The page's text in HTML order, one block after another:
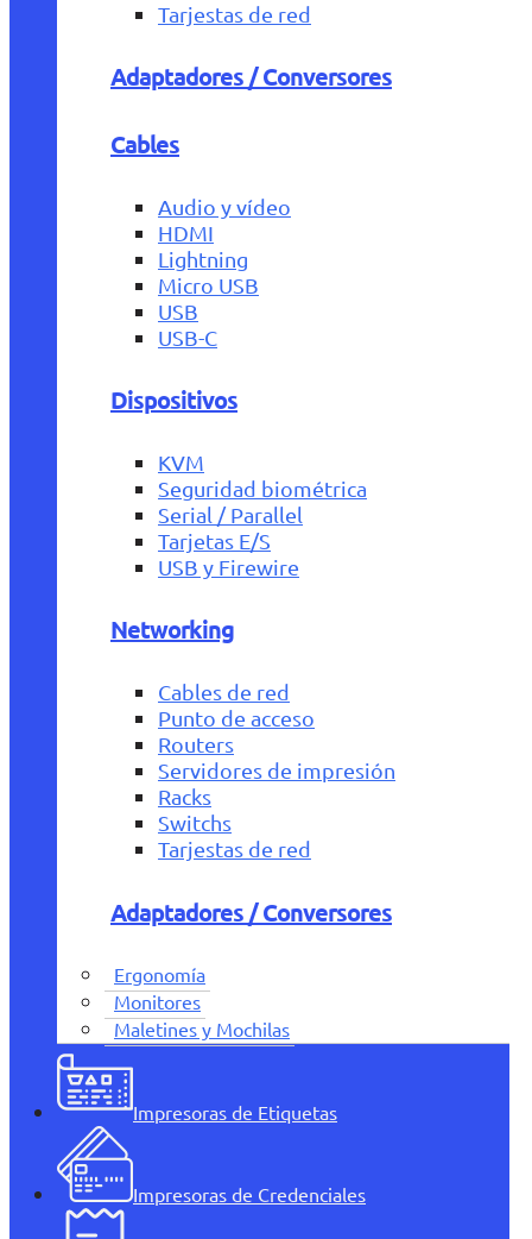
Tarjestas de red
Adaptadores / Conversores
Cables
Audio y vídeo
HDMI
Lightning
Micro USB
USB
USB-C
Dispositivos
KVM
Seguridad biométrica
Serial / Parallel
Tarjetas E/S
USB y Firewire
Networking
Cables de red
Punto de acceso
Routers
Servidores de impresión
Racks
Switchs
Tarjestas de red
Adaptadores / Conversores
Ergonomía
Monitores
Maletines y Mochilas
Impresoras de Etiquetas
Impresoras de Credenciales